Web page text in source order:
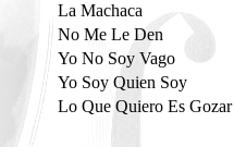
La Machaca
No Me Le Den
Yo No Soy Vago
Yo Soy Quien Soy
Lo Que Quiero Es Gozar